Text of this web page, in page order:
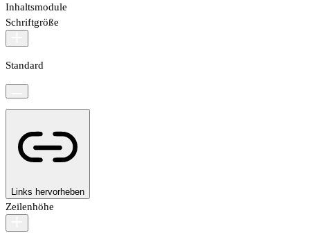
Inhaltsmodule
Schriftgröße
Standard
Links hervorheben
Zeilenhöhe